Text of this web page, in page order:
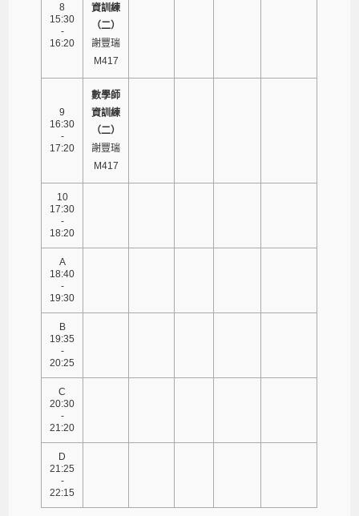
8
15:30
-
16:20
資訓練
（二）
謝豐瑞
M417
9
16:30
-
17:20
數學師
資訓練
（二）
謝豐瑞
M417
10
17:30
-
18:20
A
18:40
-
19:30
B
19:35
-
20:25
C
20:30
-
21:20
D
21:25
-
22:15